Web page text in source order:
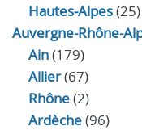
Hautes-Alpes(25)
Auvergne-Rhône-
Ain(179)
Allier(67)
Rhône(2)
Ardèche(96)